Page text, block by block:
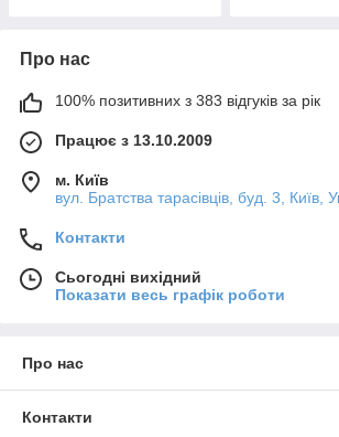
Про нас
100% позитивних з 383 відгуків за рік
Працює з 13.10.2009
м. Київ
вул. Братства тарасівців, буд. 3, Київ,
Контакти
Сьогодні вихідний
Показати весь графік роботи
Про нас
Контакти